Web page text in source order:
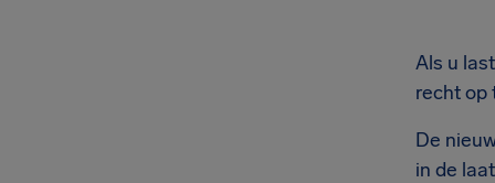
Als u
recht
De
in de